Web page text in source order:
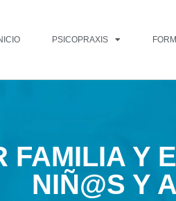
PSICOPRAXIS
FAMILIA Y
NIÑ@S Y